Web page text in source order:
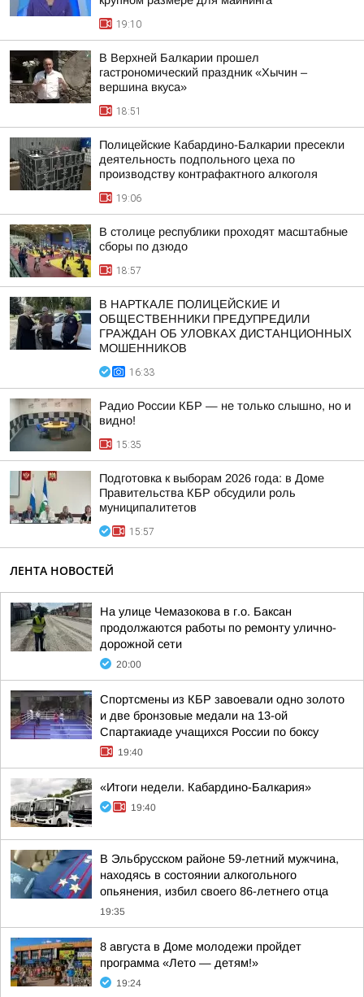
19:10
В Верхней Балкарии прошел
гастрономический праздник «Хычин –
вершина вкуса»
18:51
Полицейские Кабардино-Балкарии пресекли
деятельность подпольного цеха по
производству контрафактного алкоголя
19:06
В столице республики проходят масштабные
сборы по дзюдо
18:57
В НАРТКАЛЕ ПОЛИЦЕЙСКИЕ И
ОБЩЕСТВЕННИКИ ПРЕДУПРЕДИЛИ
ГРАЖДАН ОБ УЛОВКАХ ДИСТАНЦИОННЫХ
МОШЕННИКОВ
16:33
Радио России КБР — не только слышно, но и
видно!
15:35
Подготовка к выборам 2026 года: в Доме
Правительства КБР обсудили роль
муниципалитетов
15:57
ЛЕНТА НОВОСТЕЙ
На улице Чемазокова в г.о. Баксан
продолжаются работы по ремонту улично-
дорожной сети
20:00
Спортсмены из КБР завоевали одно золото
и две бронзовые медали на 13-ой
Спартакиаде учащихся России по боксу
19:40
«Итоги недели. Кабардино-Балкария»
19:40
В Эльбрусском районе 59-летний мужчина,
находясь в состоянии алкогольного
опьянения, избил своего 86-летнего отца
19:35
8 августа в Доме молодежи пройдет
программа «Лето — детям!»
19:24